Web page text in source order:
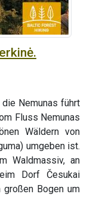
Nemunas führt
Fluss Nemunas
Wäldern von
umgeben ist.
Waldmassiv, an
Dorf Česukai
Bogen um